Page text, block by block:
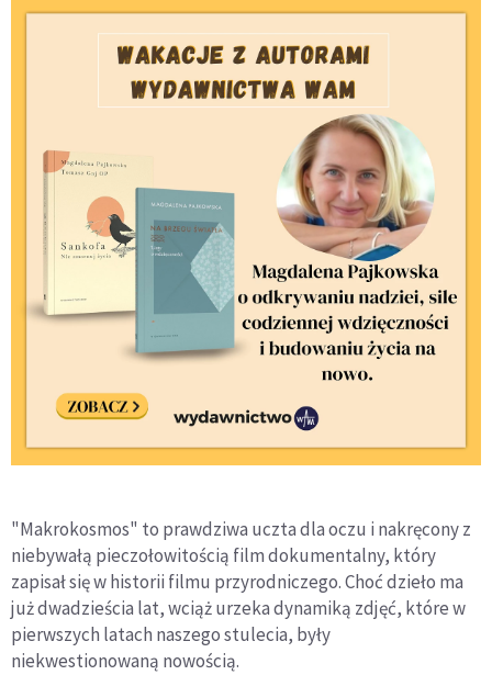
"Makrokosmos" to prawdziwa uczta dla oczu i nakręcony z
niebywałą pieczołowitością film dokumentalny, który
zapisał się w historii filmu przyrodniczego. Choć dzieło ma
już dwadzieścia lat, wciąż urzeka dynamiką zdjęć, które w
pierwszych latach naszego stulecia, były
niekwestionowaną nowością.